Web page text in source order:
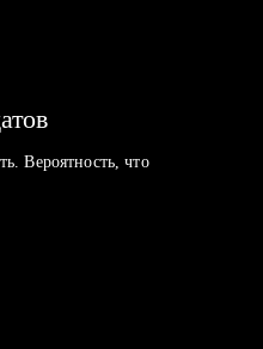
Вероятность, что